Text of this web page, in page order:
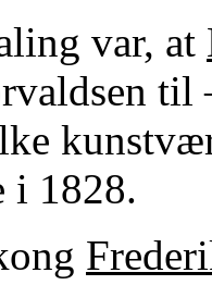
var, at
til
i 1828.